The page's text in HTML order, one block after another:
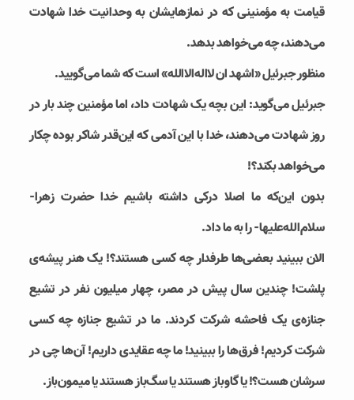
قیامت به مؤمنینی که در نمازهایشان به وحدانیت خدا شهادت
می‌دهند، چه می‌خواهد بدهد.
منظور جبرئیل «اشهد ان لااله‌الاالله» است که شما می‌گویید.
جبرئيل می‌گوید: این بچه یک شهادت داد، اما مؤمنین چند بار در
روز شهادت می‌دهند، خدا با این آدمی که این‌قدر شاکر بوده چکار
می‌خواهد بکند؟!
بدون این‌که ما اصلا درکی داشته باشیم خدا حضرت زهرا-
سلام‌الله‌علیها- را به ما داد.
الان ببینید بعضی‌ها طرفدار چه کسی هستند؟! یک هنر پیشه‌ی
پلشت! چندین سال پیش در مصر، چهار میلیون نفر در تشیع
جنازه‌ی یک فاحشه شرکت کردند. ما در تشیع جنازه چه کسی
شرکت کردیم! فرق‌ها را ببینید! ما چه عقایدی داریم! آن‌ها چی در
سرشان هست؟! یا گاوباز هستند یا سگ‌باز هستند یا میمون‌باز.